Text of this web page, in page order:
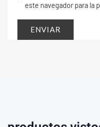
este navegador para la